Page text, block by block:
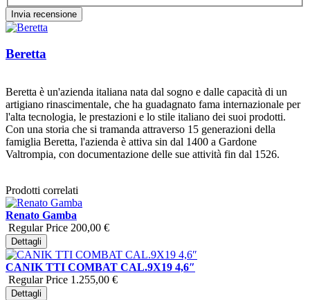
Invia recensione
Beretta
Beretta è un'azienda italiana nata dal sogno e dalle capacità di un
artigiano rinascimentale, che ha guadagnato fama internazionale per
l'alta tecnologia, le prestazioni e lo stile italiano dei suoi prodotti.
Con una storia che si tramanda attraverso 15 generazioni della
famiglia Beretta, l'azienda è attiva sin dal 1400 a Gardone
Valtrompia, con documentazione delle sue attività fin dal 1526.
Prodotti correlati
Renato Gamba
Regular Price 200,00 €
Dettagli
CANIK TTI COMBAT CAL.9X19 4,6″
Regular Price 1.255,00 €
Dettagli